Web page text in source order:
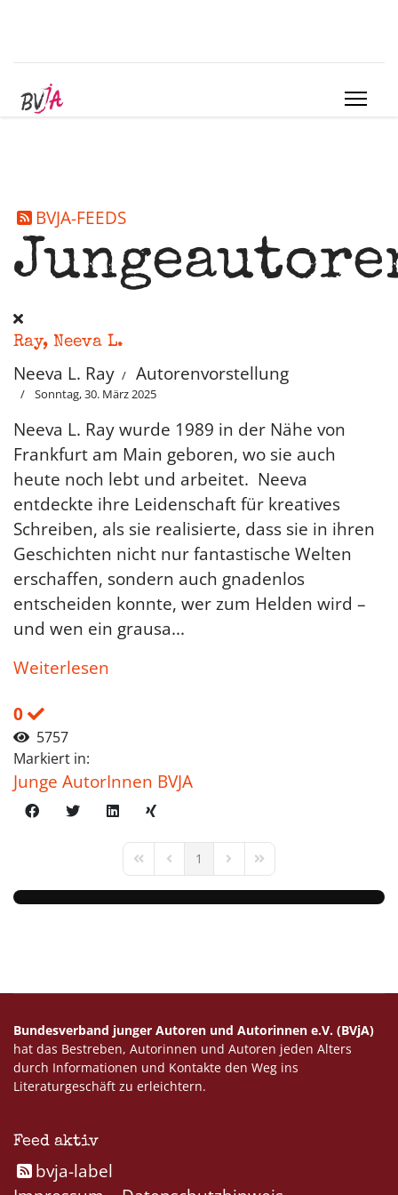
BVJA-FEEDS
Ray, Neeva L.
Neeva L. Ray Autorenvorstellung
Sonntag, 30. März 2025
Neeva L. Ray wurde 1989 in der Nähe von
Frankfurt am Main geboren, wo sie auch
heute noch lebt und arbeitet. Neeva
entdeckte ihre Leidenschaft für kreatives
Schreiben, als sie realisierte, dass sie in ihren
Geschichten nicht nur fantastische Welten
erschaffen, sondern auch gnadenlos
entscheiden konnte, wer zum Helden wird –
und wen ein grausa...
Weiterlesen
0
5757
Markiert in:
Junge AutorInnen BVJA
First PagePrevious Page
1 Next PageLast Page
Bundesverband junger Autoren und Autorinnen e.V. (BVjA)
hat das Bestreben, Autorinnen und Autoren jeden Alters
durch Informationen und Kontakte den Weg ins
Literaturgeschäft zu erleichtern.
Feed aktiv
bvja-label